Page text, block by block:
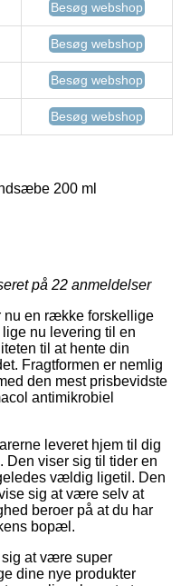
Besøg webshop
Besøg webshop
Besøg webshop
Besøg webshop
200 ml
på 22 anmeldelser
nu en række forskellige
nu levering til en
til at hente din
Fragtformen er nemlig
den mest prisbevidste
antimikrobiel
leveret hjem til dig
Den viser sig til tider en
vældig ligetil. Den
sig at være selv at
beroer på at du har
bopæl.
sig at være super
dine nye produkter